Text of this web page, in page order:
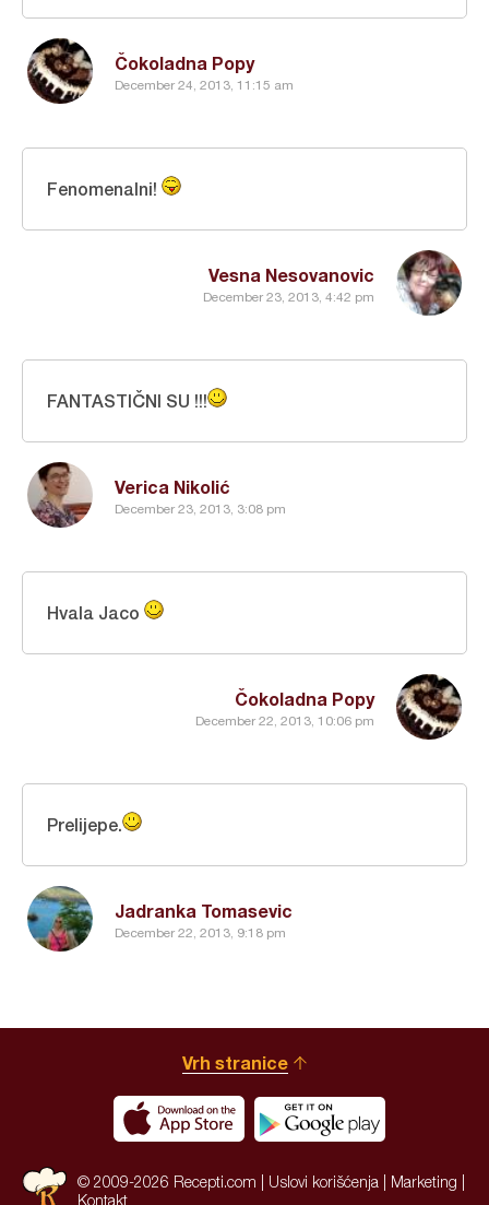
Čokoladna Popy
December 24, 2013, 11:15 am
Vesna Nesovanovic
December 23, 2013, 4:42 pm
Fenomenalni!
Verica Nikolić
December 23, 2013, 3:08 pm
FANTASTIČNI SU !!!
Čokoladna Popy
December 22, 2013, 10:06 pm
Hvala Jaco
Jadranka Tomasevic
December 22, 2013, 9:18 pm
Prelijepe.
Vrh stranice
© 2009-2026 Recepti.com | Uslovi korišćenja Marketing
Kontakt